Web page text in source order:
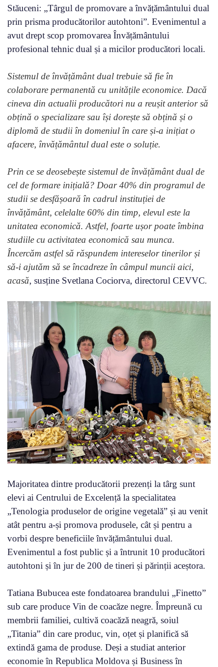
Stăuceni: „Târgul de promovare a învățământului dual
prin prisma producătorilor autohtoni”. Evenimentul a
avut drept scop promovarea Învățământului
profesional tehnic dual și a micilor producători locali.
Sistemul de învățământ dual trebuie să fie în
colaborare permanentă cu unitățile economice. Dacă
cineva din actualii producători nu a reușit anterior să
obțină o specializare sau își dorește să obțină și o
diplomă de studii în domeniul în care și-a inițiat o
afacere, învățământul dual este o soluție.
Prin ce se deosebește sistemul de învățământ dual de
cel de formare inițială? Doar 40% din programul de
studii se desfășoară în cadrul instituției de
învățământ, celelalte 60% din timp, elevul este la
unitatea economică. Astfel, foarte ușor poate îmbina
studiile cu activitatea economică sau munca.
Încercăm astfel să răspundem intereselor tinerilor și
să-i ajutăm să se încadreze în câmpul muncii aici,
acasă, susține Svetlana Cociorva, directorul CEVVC.
Majoritatea dintre producătorii prezenți la târg sunt
elevi ai Centrului de Excelență la specialitatea
„Tenologia produselor de origine vegetală” și au venit
atât pentru a-și promova produsele, cât și pentru a
vorbi despre beneficiile învățământului dual.
Evenimentul a fost public și a întrunit 10 producători
autohtoni și în jur de 200 de tineri și părinții aceștora.
Tatiana Bubucea este fondatoarea brandului „Finetto”
sub care produce Vin de coacăze negre. Împreună cu
membrii familiei, cultivă coacăză neagră, soiul
„Titania” din care produc, vin, oțet și planifică să
extindă gama de produse. Deși a studiat anterior
economie în Republica Moldova și Business în